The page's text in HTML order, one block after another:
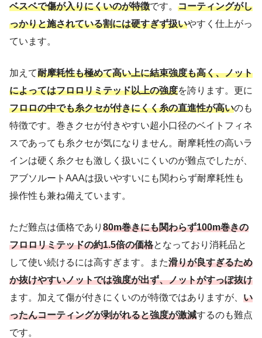
ベスベで傷が入りにくいのが特徴です。 コーティングがし
っかりと施されている割には硬すぎず扱いやすく仕上がっ
ています。
加えて耐摩耗性も極めて高い上に結束強度も高く、ノット
によってはフロロリミテッド以上の強度を誇ります。更に
フロロの中でも糸クセが付きにくく糸の直進性が高いのも
特徴です。巻きクセが付きやすい超小口径のベイトフィネ
スであっても糸クセが気になりません。耐摩耗性の高いラ
インは硬く糸クセも激しく扱いにくいのが難点でしたが、
アブソルートAAAは扱いやすいにも関わらず耐摩耗性も
操作性も兼ね備えています。
ただ難点は価格であり 80m巻きにも関わらず100m巻きの
フロロリミテッドの約1.5倍の価格となっており消耗品と
して使い続けるには高すぎます。また滑りが良すぎるため
か抜けやすいノットでは強度が出ず、ノットがすっぽ抜け
ます。加えて傷が付きにくいのが特徴ではありますが、 い
ったんコーティングが剥がれると強度が激減するのも難点
です。